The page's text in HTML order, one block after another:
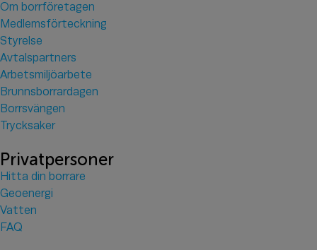
Om borrföretagen
Medlemsförteckning
Styrelse
Avtalspartners
Arbetsmiljöarbete
Brunnsborrardagen
Borrsvängen
Trycksaker
Privatpersoner
Hitta din borrare
Geoenergi
Vatten
FAQ